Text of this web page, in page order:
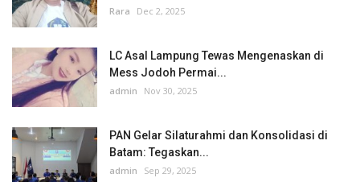
Rara Dec 2, 2025
LC Asal Lampung Tewas Mengenaskan di
Mess Jodoh Permai...
admin Nov 30, 2025
PAN Gelar Silaturahmi dan Konsolidasi di
Batam: Tegaskan...
admin Sep 29, 2025